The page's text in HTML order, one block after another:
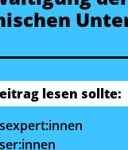
lesen sollte: